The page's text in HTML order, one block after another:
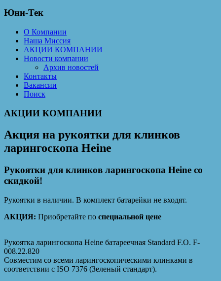
Юни-Тек
О Компании
Наша Миссия
АКЦИИ КОМПАНИИ
Новости компании
Архив новостей
Контакты
Вакансии
Поиск
АКЦИИ КОМПАНИИ
Акция на рукоятки для клинков
ларингоскопа Heine
Рукоятки для клинков ларингоскопа Heine со
скидкой!
Рукоятки в наличии. В комплект батарейки не входят.
АКЦИЯ: Приобретайте по специальной цене
Рукоятка ларингоскопа Heine батареечная Standard F.O. F-
008.22.820
Совместим со всеми ларингоскопическими клинками в
соответствии с ISO 7376 (Зеленый стандарт).